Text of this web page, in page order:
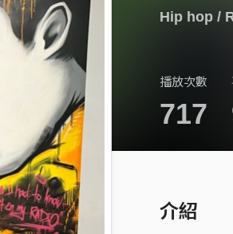
Hip hop /
播放次數
717
介紹